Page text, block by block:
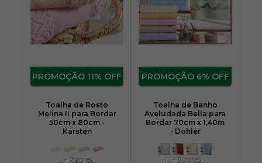
11% OFF
Toalha de Rosto
Melina II para Bordar
50cm x 80cm -
Karsten
+ 7 cores
6% OFF
Toalha de Banho
Aveludada Bella para
Bordar 70cm x 1,40m
- Dohler
+ 9 cores